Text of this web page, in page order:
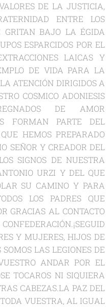
DE LA JUSTICIA,
ENTRE LOS
GRITAN BAJO LA ÉGIDA
ESPARCIDOS POR EL
LAICAS Y
DE VIDA PARA LA
ATENCIÓN DIRIGIDOS A
COSMICO ADONIESIS
DE AMOR
FORMAN PARTE DEL
HEMOS PREPARADO
SEÑOR Y CREADOR DEL
SIGNOS DE NUESTRA
URZI Y DEL QUE
SU CAMINO Y PARA
LOS PADRES QUE
GRACIAS AL CONTACTO
Y MUJERES, HIJOS DE
LAS LEGIONES DE
ANDAR POR EL
TOCAROS NI SIQUIERA
CABEZAS.LA PAZ DEL
VUESTRA, AL IGUAL